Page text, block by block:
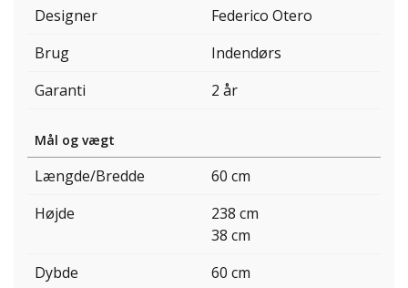
Designer
Federico Otero
Brug
Indendørs
Garanti
2 år
Mål og vægt
Længde/Bredde
60 cm
Højde
238 cm
38 cm
Dybde
60 cm